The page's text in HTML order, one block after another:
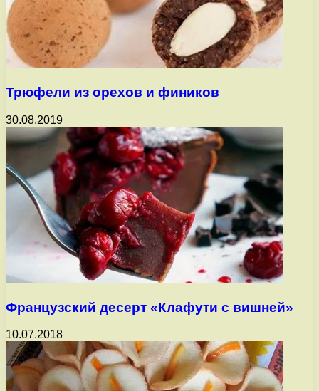
Трюфели из орехов и фиников
30.08.2019
Французский десерт «Клафути с вишней»
10.07.2018